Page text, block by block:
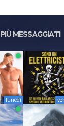
PIÙ MESSAGGIATI
lunedì